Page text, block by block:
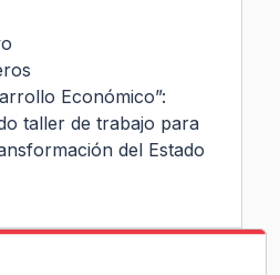
Económico”:
taller de trabajo para
del Estado